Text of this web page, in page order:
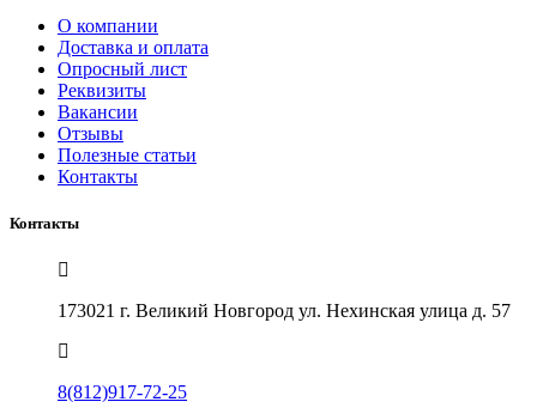
О компании
Доставка и оплата
Опросный лист
Реквизиты
Вакансии
Отзывы
Полезные статьи
Контакты
Контакты
173021 г. Великий Новгород ул. Нехинская улица д. 57
8(812)917-72-25